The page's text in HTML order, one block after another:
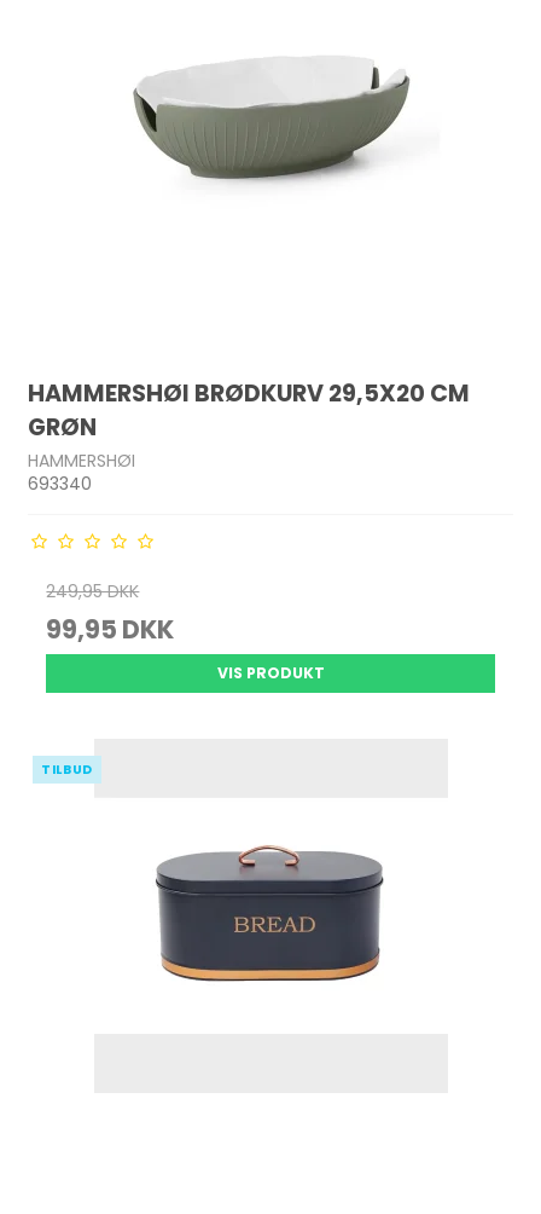
HAMMERSHØI BRØDKURV 29,5X20 CM
GRØN
HAMMERSHØI
693340
249,95 DKK
99,95 DKK
VIS PRODUKT
TILBUD